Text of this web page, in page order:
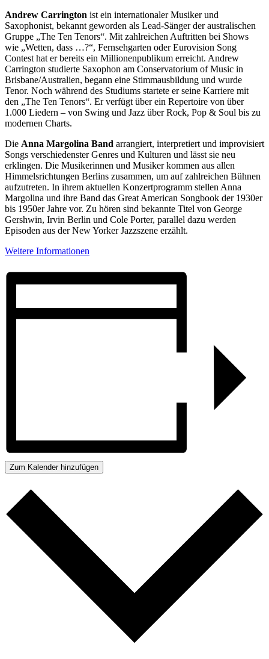
Andrew Carrington ist ein internationaler Musiker und
Saxophonist, bekannt geworden als Lead-Sänger der australischen
Gruppe „The Ten Tenors“. Mit zahlreichen Auftritten bei Shows
wie „Wetten, dass …?“, Fernsehgarten oder Eurovision Song
Contest hat er bereits ein Millionenpublikum erreicht. Andrew
Carrington studierte Saxophon am Conservatorium of Music in
Brisbane/Australien, begann eine Stimmausbildung und wurde
Tenor. Noch während des Studiums startete er seine Karriere mit
den „The Ten Tenors“. Er verfügt über ein Repertoire von über
1.000 Liedern – von Swing und Jazz über Rock, Pop & Soul bis zu
modernen Charts.
Die Anna Margolina Band arrangiert, interpretiert und improvisiert
Songs verschiedenster Genres und Kulturen und lässt sie neu
erklingen. Die Musikerinnen und Musiker kommen aus allen
Himmelsrichtungen Berlins zusammen, um auf zahlreichen Bühnen
aufzutreten. In ihrem aktuellen Konzertprogramm stellen Anna
Margolina und ihre Band das Great American Songbook der 1930er
bis 1950er Jahre vor. Zu hören sind bekannte Titel von George
Gershwin, Irvin Berlin und Cole Porter, parallel dazu werden
Episoden aus der New Yorker Jazzszene erzählt.
Weitere Informationen
Zum Kalender hinzufügen